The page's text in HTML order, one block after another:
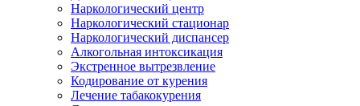
Наркологический центр
Наркологический стационар
Наркологический диспансер
Алкогольная интоксикация
Экстренное вытрезвление
Кодирование от курения
Лечение табакокурения